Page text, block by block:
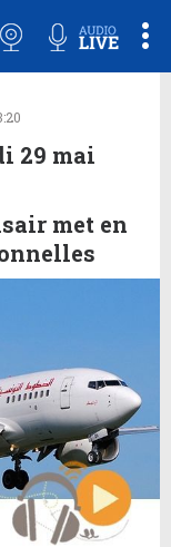
29 mai
met en